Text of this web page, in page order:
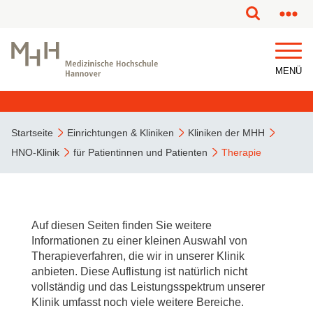
MENÜ
Startseite Einrichtungen & Kliniken
Kliniken der MHH
HNO-Klinik
für Patientinnen und Patienten Therapie
Auf diesen Seiten finden Sie weitere
Informationen zu einer kleinen Auswahl von
Therapieverfahren, die wir in unserer Klinik
anbieten. Diese Auflistung ist natürlich nicht
vollständig und das Leistungsspektrum unserer
Klinik umfasst noch viele weitere Bereiche.